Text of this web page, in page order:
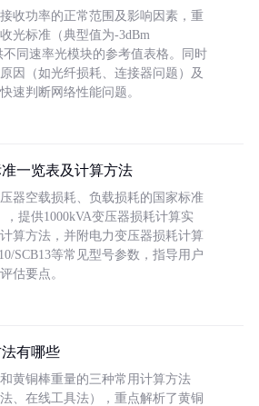
收功率的正常范围及影响因素，重
光标准（典型值为-3dBm
不同速率光模块的参考值表格。同时
因（如光纤损耗、连接器问题）及
速判断网络性能问题。
一览表及计算方法
器空载损耗、负载损耗的国家标准
，提供1000kVA变压器损耗计算实
算方法，并附电力变压器损耗计算
SCB13等常见型号参数，指导用户
估要点。
有哪些
黄铜棒重量的三种常用计算方法
、在线工具法），重点解析了黄铜